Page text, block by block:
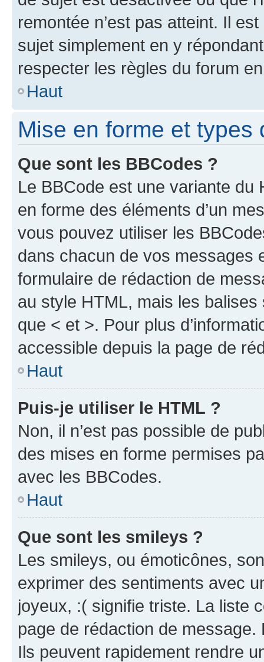
remontée n’est pas atteint. Il
sujet simplement en y
respecter les règles du forum
Haut
Mise en forme et types
Que sont les BBCodes ?
Le BBCode est une variante du
en forme des éléments d’un
vous pouvez utiliser les
dans chacun de vos messages
formulaire de rédaction de
au style HTML, mais les
que < et >. Pour plus
accessible depuis la page de
Haut
Puis-je utiliser le HTML ?
Non, il n’est pas possible de
des mises en forme permises
avec les BBCodes.
Haut
Que sont les smileys ?
Les smileys, ou émoticônes,
exprimer des sentiments avec
joyeux, :( signifie triste. La liste
page de rédaction de
Ils peuvent rapidement rendre